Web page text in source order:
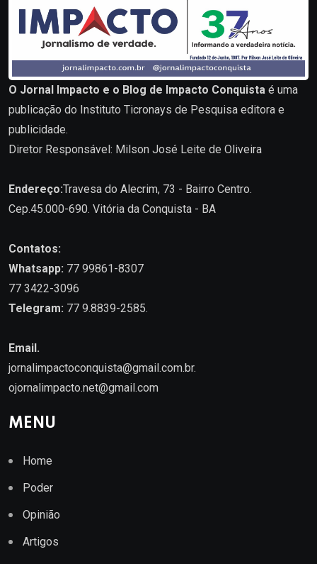
O Jornal Impacto e o Blog de Impacto Conquista é uma
publicação do Instituto Ticronays de Pesquisa editora e
publicidade.
Diretor Responsável: Milson José Leite de Oliveira
Endereço:Travesa do Alecrim, 73 - Bairro Centro.
Cep.45.000-690. Vitória da Conquista - BA
Contatos:
Whatsapp: 77 99861-8307
77 3422-3096
Telegram: 77 9.8839-2585.
Email.
jornalimpactoconquista@gmail.com.br.
ojornalimpacto.net@gmail.com
MENU
Home
Poder
Opinião
Artigos